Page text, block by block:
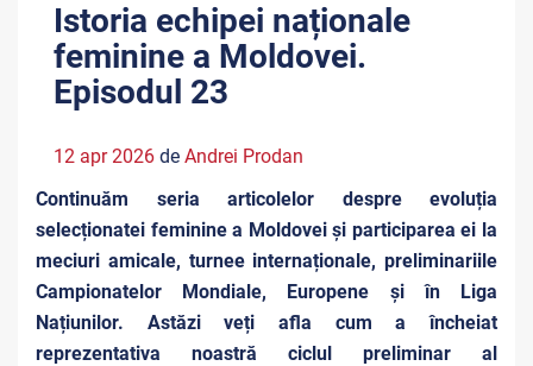
Istoria echipei naționale
feminine a Moldovei.
Episodul 23
12 apr 2026 de Andrei Prodan
Continuăm seria articolelor despre evoluția
selecționatei feminine a Moldovei și participarea ei la
meciuri amicale, turnee internaționale, preliminariile
Campionatelor Mondiale, Europene și în Liga
Națiunilor. Astăzi veți afla cum a încheiat
reprezentativa noastră ciclul preliminar al